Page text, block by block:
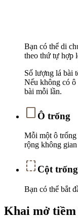
Bạn có thể di
theo thứ tự hợp
Số lượng lá bài
Nếu không có ô
bài mỗi lần.
Ô trống
Mỗi một ô trống
rộng không
Cột trống
Bạn có thể bắt
Khai mở tiềm